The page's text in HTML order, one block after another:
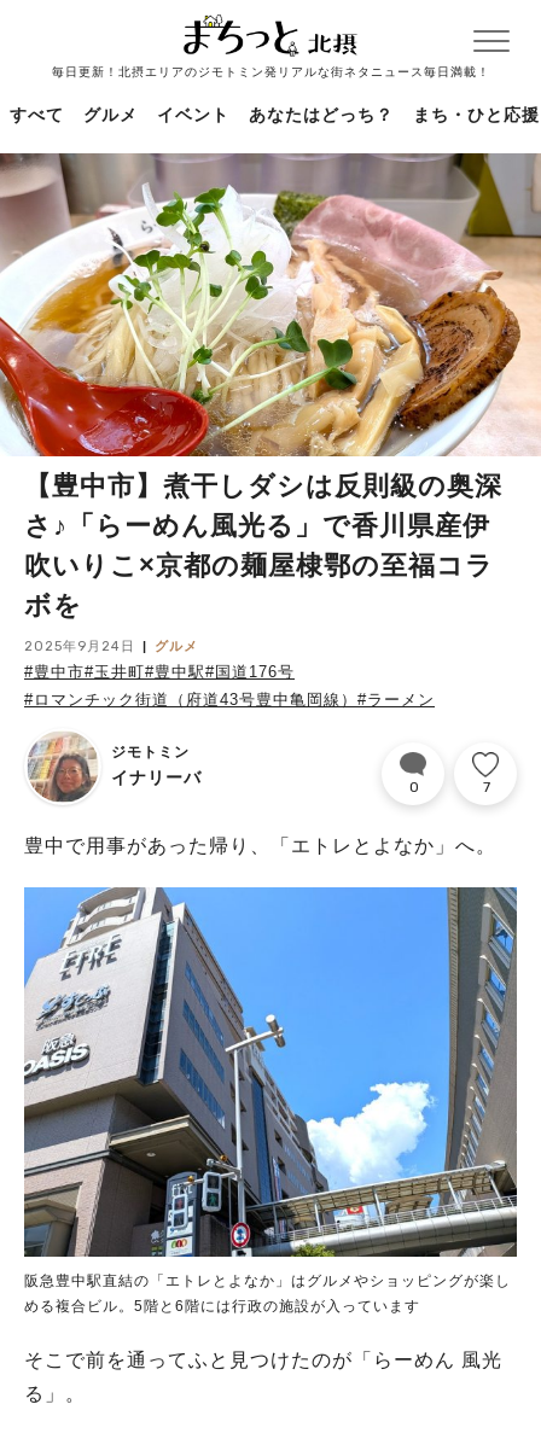
毎日更新！北摂エリアのジモトミン発リアルな街ネタニュース毎日満載！
すべて グルメ イベント あなたはどっち？ まち・ひと応援
【豊中市】煮干しダシは反則級の奥深
さ♪「らーめん風光る」で香川県産伊
吹いりこ×京都の麺屋棣鄂の至福コラ
ボを
2025年9月24日 グルメ
#豊中市#玉井町#豊中駅#国道176号
#ロマンチック街道（府道43号豊中亀岡線） #ラーメン
ジモトミン
イナリーバ 0 7
豊中で用事があった帰り、「エトレとよなか」へ。
阪急豊中駅直結の「エトレとよなか」はグルメやショッピングが楽し
める複合ビル。5階と6階には行政の施設が入っています
そこで前を通ってふと見つけたのが「らーめん 風光
る」。